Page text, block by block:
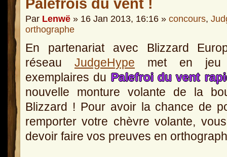
Palefrois du vent !
Par Lenwë » 16 Jan 2013, 16:16 » concours,
orthographe
En partenariat avec Blizzard
réseauJudgeHype met en jeu
exemplaires du Palefroi du vent
nouvelle monture volante de la
Blizzard ! Pour avoir la chance de
remporter votre chèvre volante,
devoir faire vos preuves en